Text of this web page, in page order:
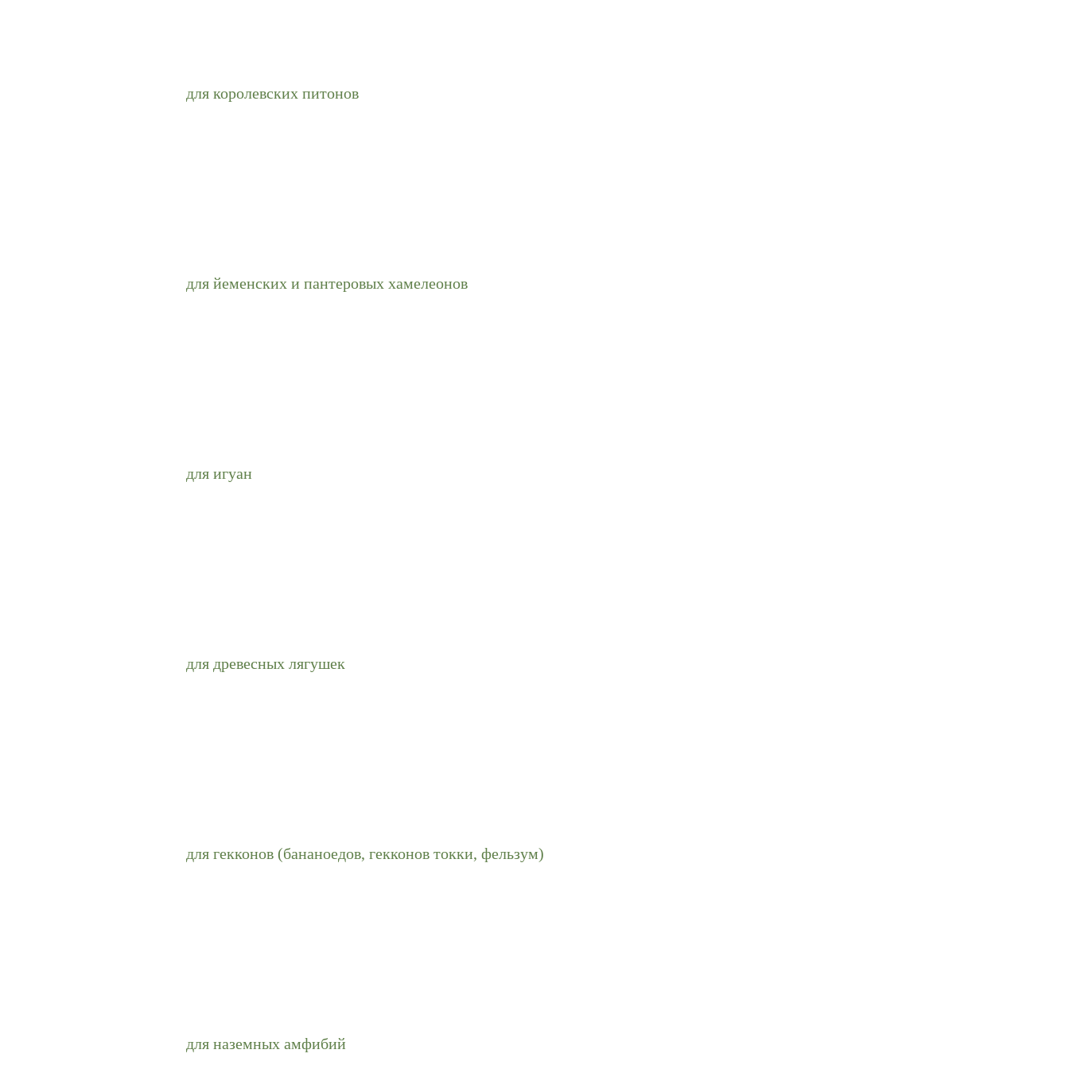
для королевских питонов
для йеменских и пантеровых хамелеонов
для игуан
для древесных лягушек
для гекконов (бананоедов, гекконов токки, фельзум)
для наземных амфибий